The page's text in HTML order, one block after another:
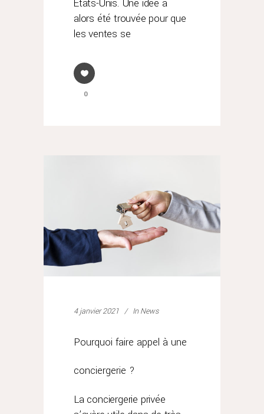
États-Unis. Une idée a
alors été trouvée pour que
les ventes se
0
4 janvier 2021 In News
Pourquoi faire appel à une
conciergerie ?
La conciergerie privée